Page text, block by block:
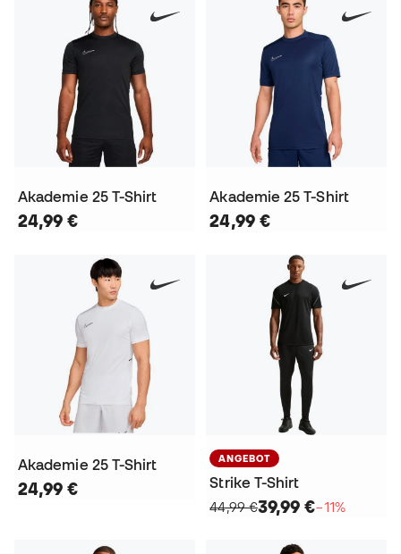
Akademie 25 T-Shirt
24,99 €
Akademie 25 T-Shirt
24,99 €
Akademie 25 T-Shirt
24,99 €
ANGEBOT
Strike T-Shirt
44,99 €39,99 €−11%